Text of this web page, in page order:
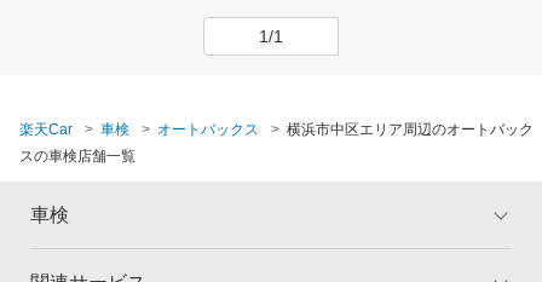
1/1
楽天Car 車検 オートバックス
横浜市中区エリア周辺のオートバック
スの車検店舗一覧
車検